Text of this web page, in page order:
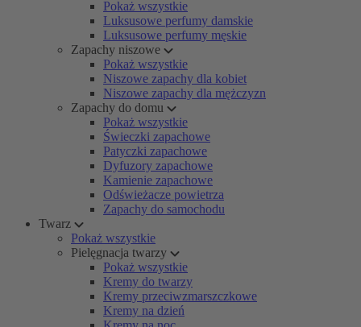
Pokaż wszystkie
Luksusowe perfumy damskie
Luksusowe perfumy męskie
Zapachy niszowe
Pokaż wszystkie
Niszowe zapachy dla kobiet
Niszowe zapachy dla mężczyzn
Zapachy do domu
Pokaż wszystkie
Świeczki zapachowe
Patyczki zapachowe
Dyfuzory zapachowe
Kamienie zapachowe
Odświeżacze powietrza
Zapachy do samochodu
Twarz
Pokaż wszystkie
Pielęgnacja twarzy
Pokaż wszystkie
Kremy do twarzy
Kremy przeciwzmarszczkowe
Kremy na dzień